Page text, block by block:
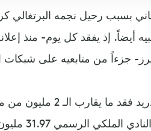
بسبب رحيل نجمه البرتغالي
أيضاً. إذ يفقد كل يوم- منذ
وأكدت صحيفة "آس" الإسبانية أن
خلال يومين فقط.